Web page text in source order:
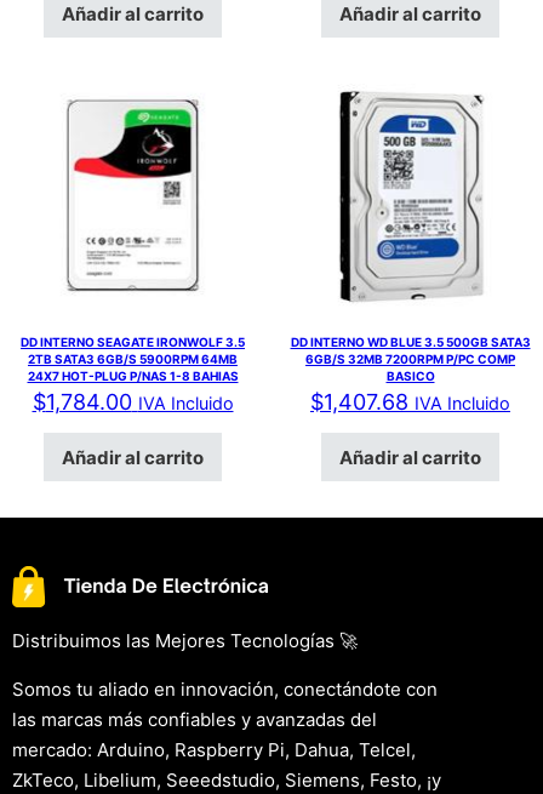
Añadir al carrito Añadir al carrito
DD INTERNO SEAGATE IRONWOLF 3.5
2TB SATA3 6GB/S 5900RPM 64MB
24X7 HOT-PLUG P/NAS 1-8 BAHIAS
$1,784.00 IVA Incluido
Añadir al carrito
DD INTERNO WD BLUE 3.5 500GB SATA3
6GB/S 32MB 7200RPM P/PC COMP
BASICO
$1,407.68 IVA Incluido
Añadir al carrito
Distribuimos las Mejores Tecnologías 🚀
Somos tu aliado en innovación, conectándote con
las marcas más confiables y avanzadas del
mercado: Arduino, Raspberry Pi, Dahua, Telcel,
ZkTeco, Libelium, Seeedstudio, Siemens, Festo, ¡y